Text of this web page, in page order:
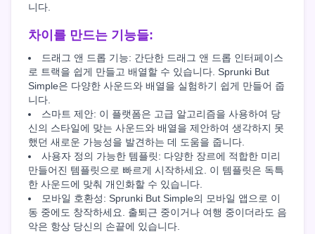
니다.
차이를 만드는 기능들:
드래그 앤 드롭 기능: 간단한 드래그 앤 드롭 인터페이스
로 트랙을 쉽게 만들고 배열할 수 있습니다. Sprunki But
Simple은 다양한 사운드와 배열을 실험하기 쉽게 만들어 줍
니다.
스마트 제안: 이 플랫폼은 고급 알고리즘을 사용하여 당
신의 스타일에 맞는 사운드와 배열을 제안하여 생각하지 못
했던 새로운 가능성을 발견하는 데 도움을 줍니다.
사용자 정의 가능한 템플릿: 다양한 장르에 적합한 미리
만들어진 템플릿으로 빠르게 시작하세요. 이 템플릿은 독특
한 사운드에 맞춰 개인화할 수 있습니다.
모바일 호환성: Sprunki But Simple의 모바일 앱으로 이
동 중에도 창작하세요. 출퇴근 중이거나 여행 중이더라도 음
악은 항상 당신의 손끝에 있습니다.